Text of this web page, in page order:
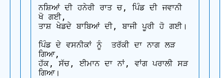
ਨਸ਼ਿਆਂ ਦੀ ਹਨੇਰੀ ਰਾਤ ਚ, ਪਿੰਡ ਦੀ ਜਵਾਨੀ
ਖੋ ਗਈ,
ਤਾਸ਼ ਖੇਡਦੇ ਬਾਬਿਆਂ ਦੀ, ਬਾਜੀ ਪੂਰੀ ਹੋ ਗਈ।
ਪਿੰਡ ਦੇ ਵਸਨੀਕਾਂ ਨੂੰ  ਤਰੱਕੀ ਦਾ ਨਾਗ ਲੜ
ਗਿਆ,
ਹੱਕ, ਸੱਚ, ਈਮਾਨ ਦਾ ਨਾਂ, ਵਾਂਗ ਪਰਾਲੀ ਸੜ
ਗਿਆ।